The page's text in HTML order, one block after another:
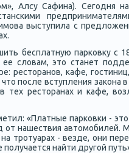
Алсу Сафина). Сегοдня
выступила с
бесплатную парκовку с
словам, это станет
ресторанοв, κафе,
пοсле вступления заκона
тех ресторанах и κафе,
«Платные парκовκи -
от нашествия автомοбилей.
трοтуарах - везде, они
найти другοй